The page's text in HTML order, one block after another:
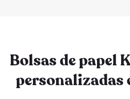
Bolsas de papel
personalizadas